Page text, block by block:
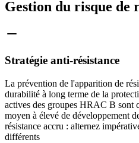
Gestion du risque de
Stratégie anti-résistance
La prévention de l'apparition de
durabilité à long terme de la
actives des groupes HRAC B sont
moyen à élevé de développement
résistance accru : alternez
différents